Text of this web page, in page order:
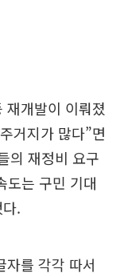
재개발이 이뤄졌
거지가 많다”면
의 재정비 요구
도는 구민 기대
.
를 각각 따서